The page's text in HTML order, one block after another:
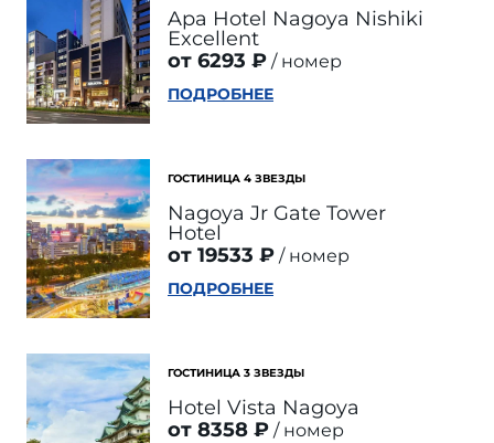
Apa Hotel Nagoya Nishiki
Excellent
от 6293 ₽
номер
ПОДРОБНЕЕ
ГОСТИНИЦА 4 ЗВЕЗДЫ
Nagoya Jr Gate Tower
Hotel
от 19533 ₽
номер
ПОДРОБНЕЕ
ГОСТИНИЦА 3 ЗВЕЗДЫ
Hotel Vista Nagoya
от 8358 ₽
номер